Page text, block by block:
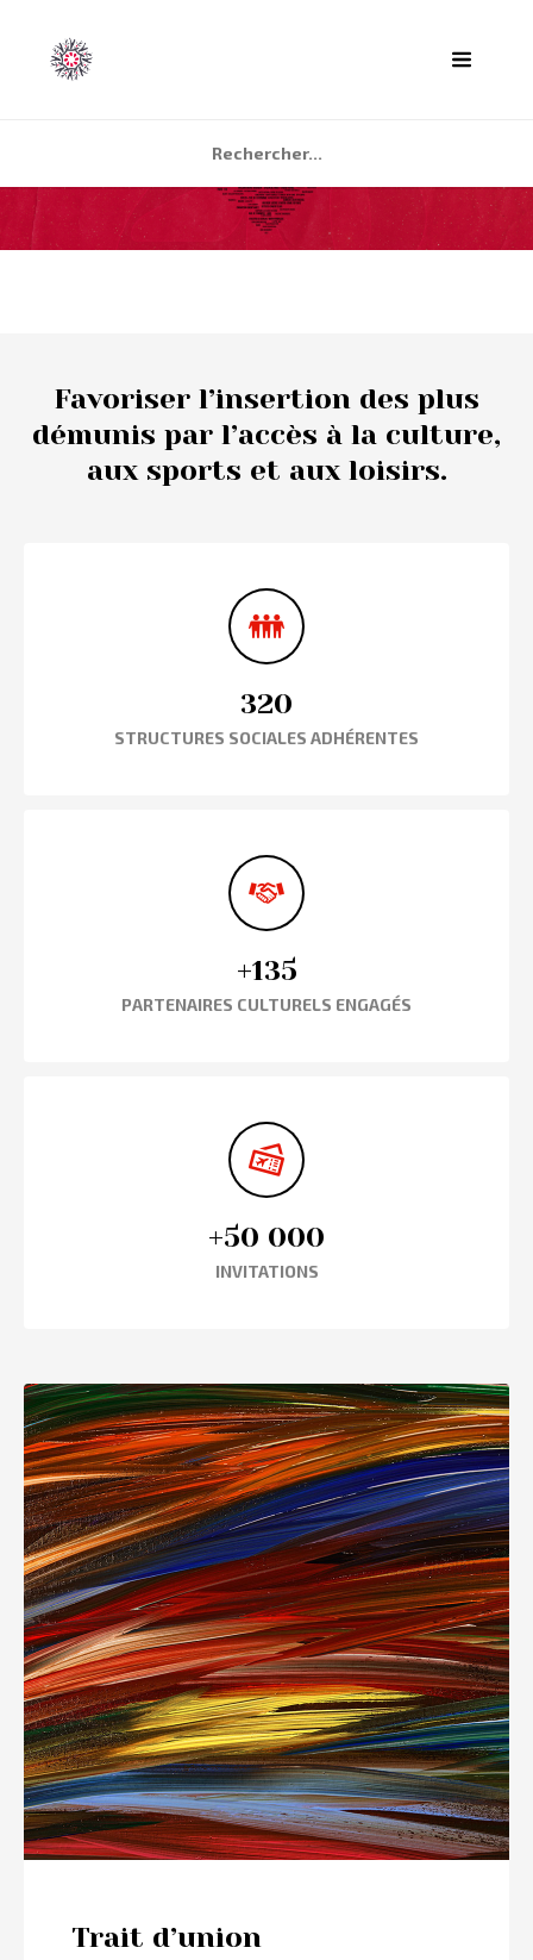
ACCUEIL
QUI SOMMES NOUS ?
CONTACT
Favoriser l’insertion des plus
démunis par l’accès à la culture,
aux sports et aux loisirs.
320
STRUCTURES SOCIALES ADHÉRENTES
+135
PARTENAIRES CULTURELS ENGAGÉS
+50 000
INVITATIONS
Trait d’union